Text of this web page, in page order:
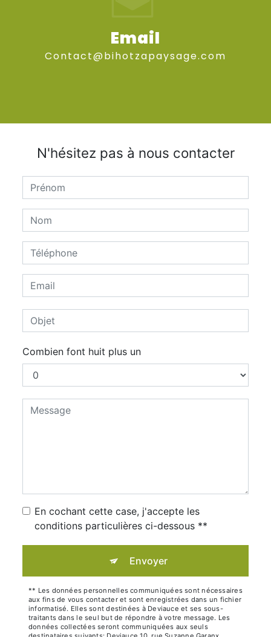
Email
contact@bihotzapaysage.com
N'hésitez pas à nous contacter
Combien font huit plus un
En cochant cette case, j'accepte les
conditions particulières ci-dessous **
Envoyer
** Les données personnelles communiquées sont nécessaires
aux fins de vous contacter et sont enregistrées dans un fichier
informatisé. Elles sont destinées à Deviauce et ses sous-
traitants dans le seul but de répondre à votre message. Les
données collectées seront communiquées aux seuls